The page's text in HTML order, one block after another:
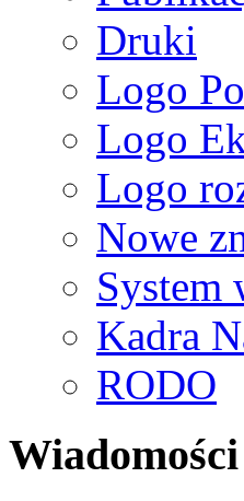
Druki
Logo
Logo
Logo
Nowe
System
Kadra
RODO
Wiadomości